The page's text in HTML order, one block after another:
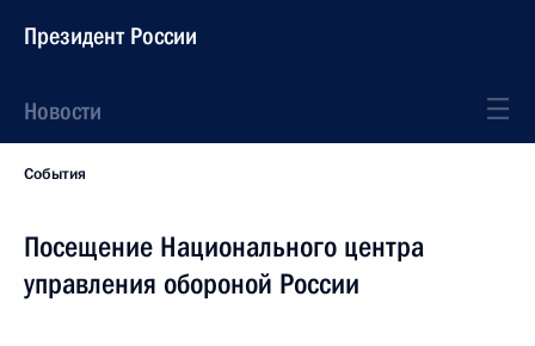
Президент России
Новости
События
Посещение Национального центра
управления обороной России